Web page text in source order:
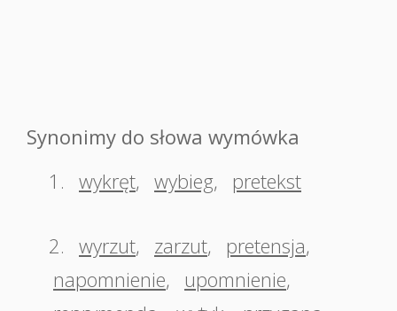
Synonimy do słowa wymówka
1. wykręt, wybieg, pretekst
2. wyrzut, zarzut, pretensja,
napomnienie, upomnienie,